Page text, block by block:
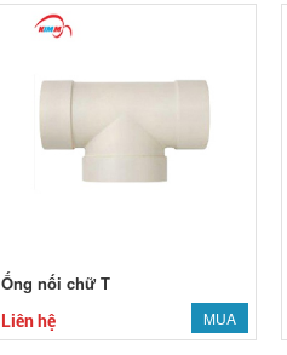
Ống nối chữ T
Liên hệ MUA